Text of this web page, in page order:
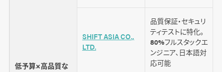
低予算×高品質な
SHIFT ASIA CO.,
LTD.
品質保証・セキュリ
ティテストに特化。
80%フルスタックエ
ンジニア、日本語対
応可能